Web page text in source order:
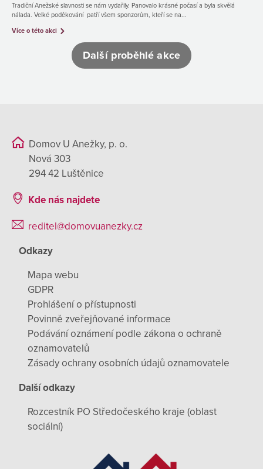
Tradiční Anežské slavnosti se nám vydařily. Panovalo krásné počasí a byla skvělá
nálada. Velké poděkování patří všem sponzorům, kteří se na...
Více o této akci
Další proběhlé akce
Domov U Anežky, p. o.
Nová 303
294 42 Luštěnice
Kde nás najdete
reditel@domovuanezky.cz
Odkazy
Mapa webu
GDPR
Prohlášení o přístupnosti
Povinně zveřejňované informace
Podávání oznámení podle zákona o ochraně
oznamovatelů
Zásady ochrany osobních údajů oznamovatele
Další odkazy
Rozcestník PO Středočeského kraje (oblast
sociální)